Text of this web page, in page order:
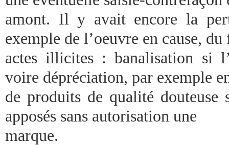
amont. Il y avait encore la
exemple de l’oeuvre en cause, du
actes illicites : banalisation si
voire dépréciation, par exemple
de produits de qualité douteuse
apposés sans autorisation une
marque.